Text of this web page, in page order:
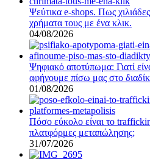
Ψεύτικα e-shops. Πως
χρήματα τους με ένα κλικ.
04/08/2026
Ψηφιακό αποτύπωμα: Γιατί
αφήνουμε πίσω μας στο
01/08/2026
Πόσο εύκολο είναι το
πλατφόρμες μεταπώλησης;
31/07/2026